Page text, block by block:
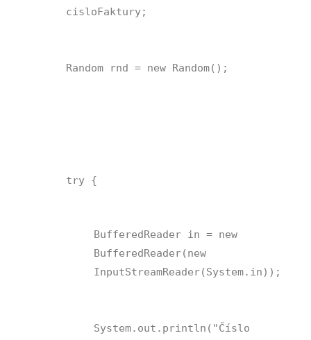
cisloFaktury;
Random rnd = new Random();
try {
BufferedReader in = new
BufferedReader(new
InputStreamReader(System.in));
System.out.println("Číslo